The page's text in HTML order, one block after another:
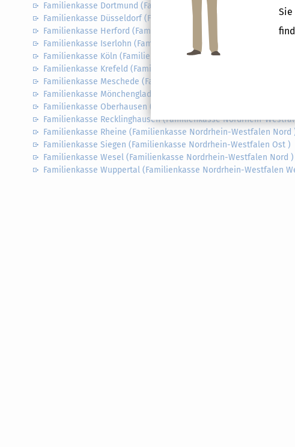
Familienkasse Dortmund (Familienkasse Nordrhein-Westfalen Ost
Familienkasse Düsseldorf (Familienkasse Nordrhein-Westfalen
Familienkasse Herford (Familienkasse Nordrhein-Westfalen Ost )
Familienkasse Iserlohn (Familienkasse Nordrhein-Westfalen Ost )
Familienkasse Köln (Familienkasse Nordrhein-Westfalen West )
Familienkasse Krefeld (Familienkasse Nordrhein-Westfalen West )
Familienkasse Meschede (Familienkasse Nordrhein-Westfalen
Familienkasse Mönchengladbach (Familienkasse Nordrhein-
Familienkasse Oberhausen (Familienkasse Nordrhein-Westfalen
Familienkasse Recklinghausen (Familienkasse Nordrhein-
Familienkasse Rheine (Familienkasse Nordrhein-Westfalen Nord
Familienkasse Siegen (Familienkasse Nordrhein-Westfalen Ost )
Familienkasse Wesel (Familienkasse Nordrhein-Westfalen Nord )
Familienkasse Wuppertal (Familienkasse Nordrhein-Westfalen